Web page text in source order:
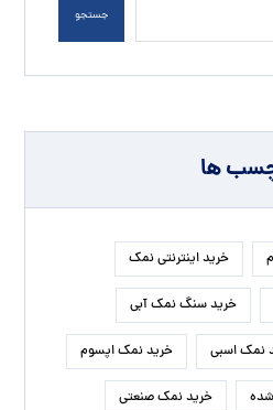
جستجو
ها
خرید اینترنتی نمک
خرید سنگ نمک آبی
نمک اسبی خرید نمک اپسوم
خرید نمک صنعتی